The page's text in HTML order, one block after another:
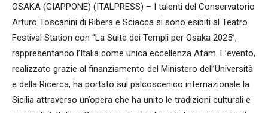
OSAKA (GIAPPONE) (ITALPRESS) – I talenti del Conservatorio
Arturo Toscanini di Ribera e Sciacca si sono esibiti al Teatro
Festival Station con “La Suite dei Templi per Osaka 2025”,
rappresentando l’Italia come unica eccellenza Afam. L’evento,
realizzato grazie al finanziamento del Ministero dell’Università
e della Ricerca, ha portato sul palcoscenico internazionale la
Sicilia attraverso un’opera che ha unito le tradizioni culturali e